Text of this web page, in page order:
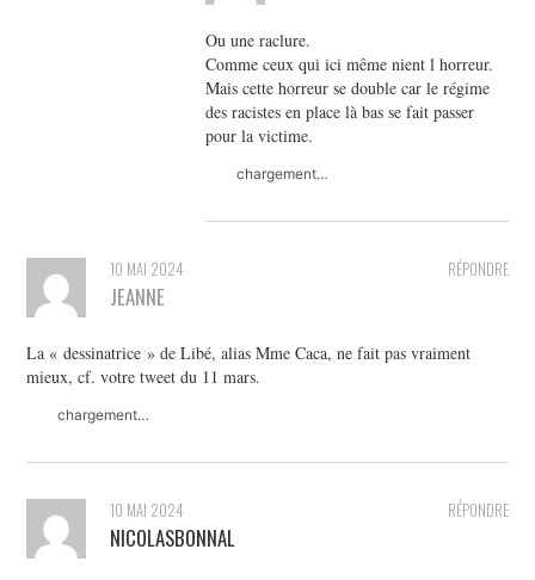
Ou une raclure.
Comme ceux qui ici même nient l horreur.
Mais cette horreur se double car le régime
des racistes en place là bas se fait passer
pour la victime.
chargement…
RÉPONDRE
10 MAI 2024
JEANNE
La « dessinatrice » de Libé, alias Mme Caca, ne fait pas vraiment
mieux, cf. votre tweet du 11 mars.
chargement…
RÉPONDRE
10 MAI 2024
NICOLASBONNAL